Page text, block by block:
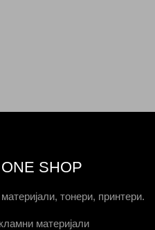
SHOP
тонери, принтери.
материјали